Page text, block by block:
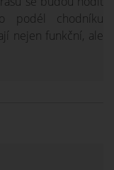
podél chodníku
nejen funkční, ale